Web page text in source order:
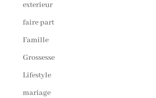
exterieur
faire part
Famille
Grossesse
Lifestyle
mariage